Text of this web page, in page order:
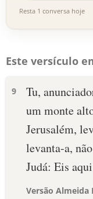
Resta 1 conversa hoje
Este versículo
9
Tu,
um monte
Jerusalém,
levanta-a,
Judá: Eis
Versão Almeida